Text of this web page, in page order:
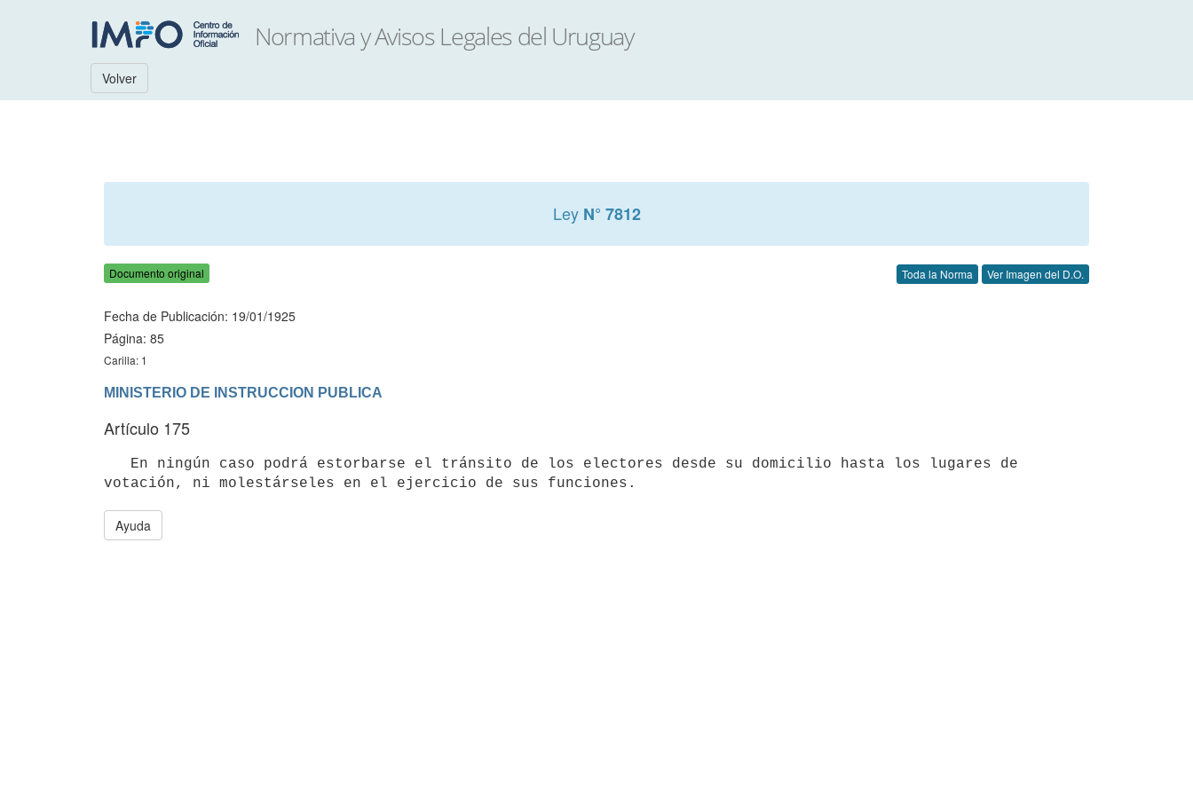
Volver
Ley N° 7812
Documento original Toda la Norma Ver Imagen del D.O.
Fecha de Publicación: 19/01/1925
Página: 85
Carilla: 1
MINISTERIO DE INSTRUCCION PUBLICA
Artículo 175
votación, ni molestárseles en el ejercicio de sus funciones.
Ayuda